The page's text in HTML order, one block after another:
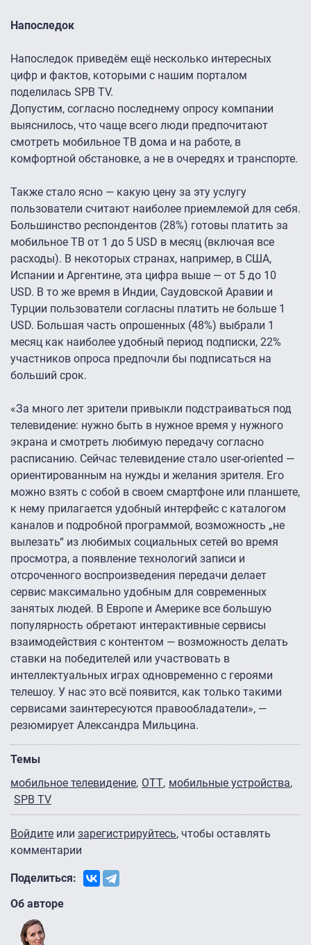
Напоследок
Напоследок приведём ещё несколько интересных
цифр и фактов, которыми с нашим порталом
поделилась SPB TV.
Допустим, согласно последнему опросу компании
выяснилось, что чаще всего люди предпочитают
смотреть мобильное ТВ дома и на работе, в
комфортной обстановке, а не в очередях и транспорте.
Также стало ясно — какую цену за эту услугу
пользователи считают наиболее приемлемой для себя.
Большинство респондентов (28%) готовы платить за
мобильное ТВ от 1 до 5 USD в месяц (включая все
расходы). В некоторых странах, например, в США,
Испании и Аргентине, эта цифра выше — от 5 до 10
USD. В то же время в Индии, Саудовской Аравии и
Турции пользователи согласны платить не больше 1
USD. Большая часть опрошенных (48%) выбрали 1
месяц как наиболее удобный период подписки, 22%
участников опроса предпочли бы подписаться на
больший срок.
«За много лет зрители привыкли подстраиваться под
телевидение: нужно быть в нужное время у нужного
экрана и смотреть любимую передачу согласно
расписанию. Сейчас телевидение стало user-oriented —
ориентированным на нужды и желания зрителя. Его
можно взять с собой в своем смартфоне или планшете,
к нему прилагается удобный интерфейс с каталогом
каналов и подробной программой, возможность „не
вылезать“ из любимых социальных сетей во время
просмотра, а появление технологий записи и
отсроченного воспроизведения передачи делает
сервис максимально удобным для современных
занятых людей. В Европе и Америке все большую
популярность обретают интерактивные сервисы
взаимодействия с контентом — возможность делать
ставки на победителей или участвовать в
интеллектуальных играх одновременно с героями
телешоу. У нас это всё появится, как только такими
сервисами заинтересуются правообладатели», —
резюмирует Александра Мильцина.
Темы
мобильное телевидение OTT мобильные устройства
SPB TV
Войдите или зарегистрируйтесь, чтобы оставлять
комментарии
Поделиться:
Об авторе